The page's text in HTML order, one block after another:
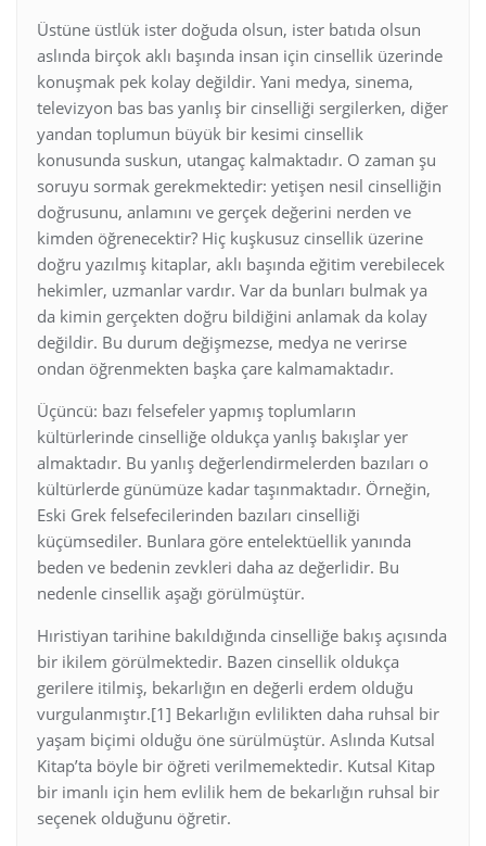
Üstüne üstlük ister doğuda olsun, ister batıda olsun
aslında birçok aklı başında insan için cinsellik üzerinde
konuşmak pek kolay değildir. Yani medya, sinema,
televizyon bas bas yanlış bir cinselliği sergilerken, diğer
yandan toplumun büyük bir kesimi cinsellik
konusunda suskun, utangaç kalmaktadır. O zaman şu
soruyu sormak gerekmektedir: yetişen nesil cinselliğin
doğrusunu, anlamını ve gerçek değerini nerden ve
kimden öğrenecektir? Hiç kuşkusuz cinsellik üzerine
doğru yazılmış kitaplar, aklı başında eğitim verebilecek
hekimler, uzmanlar vardır. Var da bunları bulmak ya
da kimin gerçekten doğru bildiğini anlamak da kolay
değildir. Bu durum değişmezse, medya ne verirse
ondan öğrenmekten başka çare kalmamaktadır.
Üçüncü: bazı felsefeler yapmış toplumların
kültürlerinde cinselliğe oldukça yanlış bakışlar yer
almaktadır. Bu yanlış değerlendirmelerden bazıları o
kültürlerde günümüze kadar taşınmaktadır. Örneğin,
Eski Grek felsefecilerinden bazıları cinselliği
küçümsediler. Bunlara göre entelektüellik yanında
beden ve bedenin zevkleri daha az değerlidir. Bu
nedenle cinsellik aşağı görülmüştür.
Hıristiyan tarihine bakıldığında cinselliğe bakış açısında
bir ikilem görülmektedir. Bazen cinsellik oldukça
gerilere itilmiş, bekarlığın en değerli erdem olduğu
vurgulanmıştır.[1] Bekarlığın evlilikten daha ruhsal bir
yaşam biçimi olduğu öne sürülmüştür. Aslında Kutsal
Kitap’ta böyle bir öğreti verilmemektedir. Kutsal Kitap
bir imanlı için hem evlilik hem de bekarlığın ruhsal bir
seçenek olduğunu öğretir.